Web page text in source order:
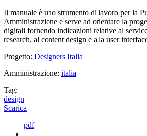
Il manuale è uno strumento di lavoro per la
Amministrazione e serve ad orientare la
digitali fornendo indicazioni relative al
research, al content design e alla user
Progetto: Designers Italia
Amministrazione: italia
Tag:
design
Scarica
pdf